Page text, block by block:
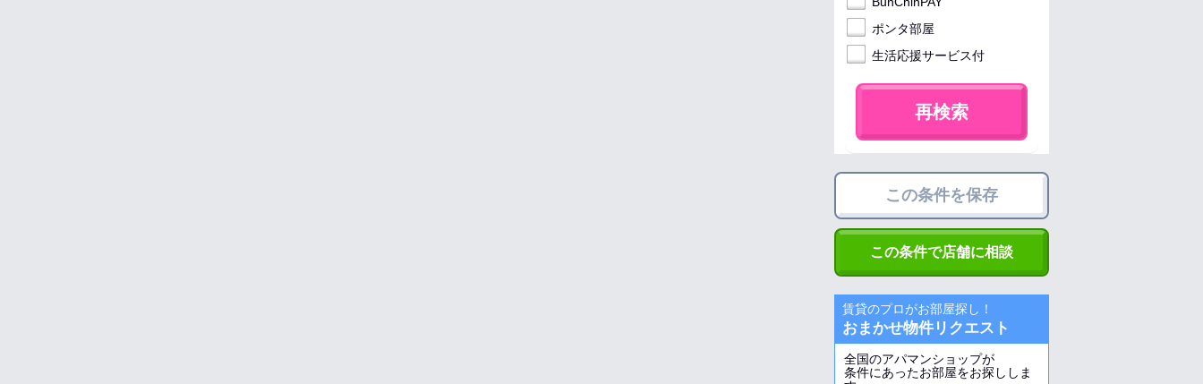
ポンタ部屋
生活応援サービス付
再検索
この条件を保存
この条件で店舗に相談
賃貸のプロがお部屋探し！
おまかせ物件リクエスト
全国のアパマンショップが
条件にあったお部屋をお探ししま